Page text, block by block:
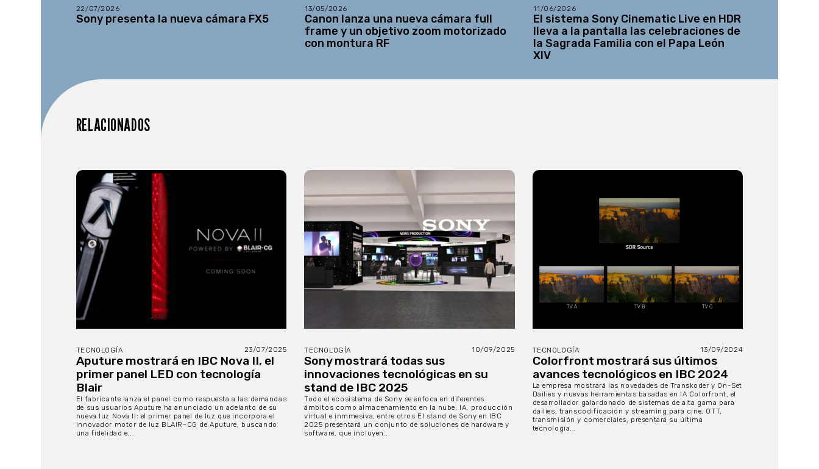
22/07/2026
Sony presenta la nueva cámara FX5
13/05/2026
Canon lanza una nueva cámara full
frame y un objetivo zoom motorizado
con montura RF
11/06/2026
El sistema Sony Cinematic Live en HDR
lleva a la pantalla las celebraciones de
la Sagrada Familia con el Papa León
XIV
RELACIONADOS
TECNOLOGÍA 23/07/2025
Aputure mostrará en IBC Nova II, el
primer panel LED con tecnología
Blair
El fabricante lanza el panel como respuesta a las demandas
de sus usuarios Aputure ha anunciado un adelanto de su
nueva luz Nova II: el primer panel de luz que incorpora el
innovador motor de luz BLAIR-CG de Aputure, buscando
una fidelidad e...
TECNOLOGÍA 10/09/2025
Sony mostrará todas sus
innovaciones tecnológicas en su
stand de IBC 2025
Todo el ecosistema de Sony se enfoca en diferentes
ámbitos como almacenamiento en la nube, IA, producción
virtual e inmmesiva, entre otros El stand de Sony en IBC
2025 presentará un conjunto de soluciones de hardware y
software, que incluyen...
TECNOLOGÍA 13/09/2024
Colorfront mostrará sus últimos
avances tecnológicos en IBC 2024
La empresa mostrará las novedades de Transkoder y On-Set
Dailies y nuevas herramientas basadas en IA Colorfront, el
desarrollador galardonado de sistemas de alta gama para
dailies, transcodificación y streaming para cine, OTT,
transmisión y comerciales, presentará su última
tecnología...